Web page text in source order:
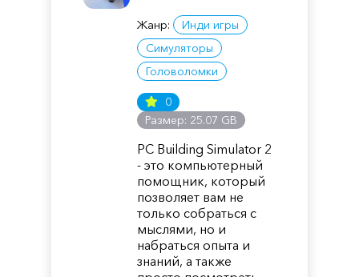
Жанр:
Инди игры
Симуляторы
Головоломки
0
Размер: 25.07 GB
PC Building Simulator 2
- это компьютерный
помощник, который
позволяет вам не
только собраться с
мыслями, но и
набраться опыта и
знаний, а также